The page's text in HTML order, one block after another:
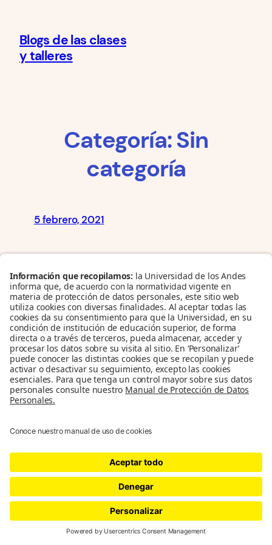
contenido
Blogs de las clases
y talleres
Categoría:Sin
categoría
5 febrero, 2021
Blogs de las clases y talleres